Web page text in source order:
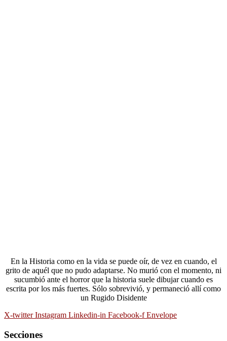
En la Historia como en la vida se puede oír, de vez en cuando, el
grito de aquél que no pudo adaptarse. No murió con el momento, ni
sucumbió ante el horror que la historia suele dibujar cuando es
escrita por los más fuertes. Sólo sobrevivió, y permaneció allí como
un Rugido Disidente
X-twitter Instagram Linkedin-in Facebook-f Envelope
Secciones